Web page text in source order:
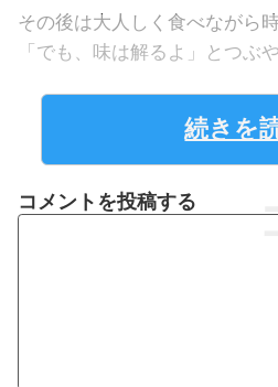
その後は大人しく食べながら
「でも、味は解るよ」とつぶ
続きを
コメントを投稿する